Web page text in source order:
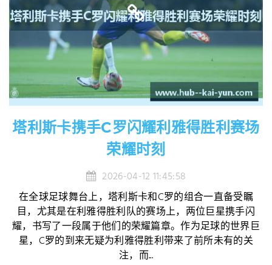
塔利斯卡携手C罗闪耀利雅得胜利赛场
荣耀时刻
2026-04-12 11:45:58
在全球足球舞台上，塔利斯卡和C罗的组合一直备受瞩
目，尤其是在利雅得胜利队的赛场上，两位巨星携手闪
耀，书写了一段属于他们的荣耀篇章。作为足球的世界巨
星，C罗的到来无疑为利雅得胜利带来了前所未有的关
注，而...